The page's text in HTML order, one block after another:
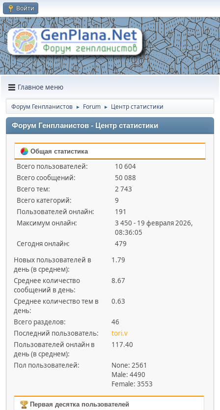
Войти
Главное меню
Форум Генпланистов ► Forum ► Центр статистики
Форум Генпланистов - Центр статистики
Общая статистика
Всего пользователей:
10 604
Всего сообщений:
50 088
Всего тем:
2 743
Всего категорий:
9
Пользователей онлайн:
191
Максимум онлайн:
3 450 - 19 февраля 2026,
08:36:05
Сегодня онлайн:
479
Новых пользователей в
день (в среднем):
1.79
Среднее количество
сообщений в день:
8.67
Среднее количество тем в
день:
0.63
Всего разделов:
46
Последний пользователь:
tori.v
Пользователей онлайн в
день (в среднем):
117.40
Пол пользователей:
None: 2561
Male: 4490
Female: 3553
Первая десятка пользователей